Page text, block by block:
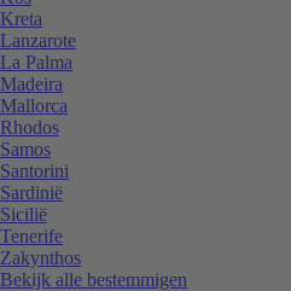
Kreta
Lanzarote
La Palma
Madeira
Mallorca
Rhodos
Samos
Santorini
Sardinië
Sicilië
Tenerife
Zakynthos
Bekijk alle bestemmigen